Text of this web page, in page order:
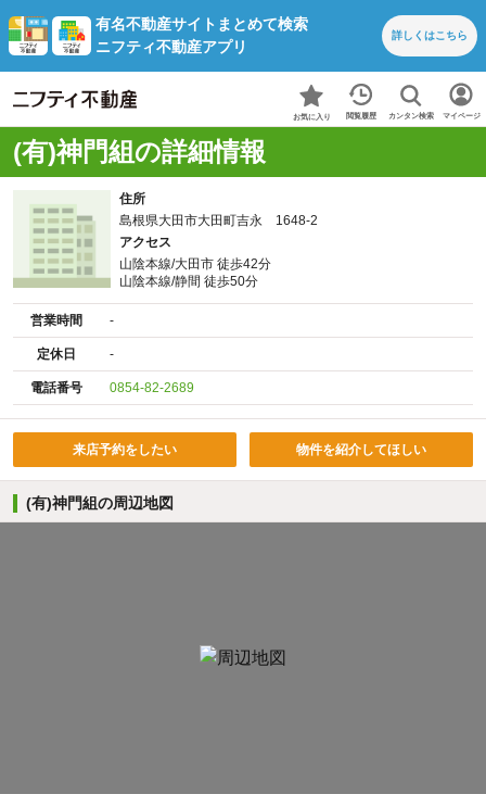
有名不動産サイトまとめて検索
ニフティ不動産アプリ
詳しくはこちら
お気に入り 閲覧履歴 カンタン検索 マイページ
(有)神門組の詳細情報
住所
島根県大田市大田町吉永 1648-2
アクセス
山陰本線/大田市 徒歩42分
山陰本線/静間 徒歩50分
営業時間 -
定休日 -
電話番号 0854-82-2689
来店予約をしたい 物件を紹介してほしい
(有)神門組の周辺地図